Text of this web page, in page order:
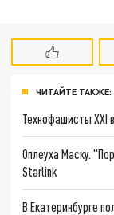
ЧИТАЙТЕ ТАКЖЕ:
Технофашисты XXI
Оплеуха Маску.
Starlink
В Екатеринбурге